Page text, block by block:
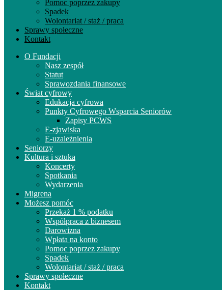
Pomoc poprzez zakupy
Spadek
Wolontariat / staż / praca
Sprawy społeczne
Kontakt
O Fundacji
Nasz zespół
Statut
Sprawozdania finansowe
Świat cyfrowy
Edukacja cyfrowa
Punkty Cyfrowego Wsparcia Seniorów
Zapisy PCWS
E-zjawiska
E-uzależnienia
Seniorzy
Kultura i sztuka
Koncerty
Spotkania
Wydarzenia
Migrena
Możesz pomóc
Przekaż 1 % podatku
Współpraca z biznesem
Darowizna
Wpłata na konto
Pomoc poprzez zakupy
Spadek
Wolontariat / staż / praca
Sprawy społeczne
Kontakt